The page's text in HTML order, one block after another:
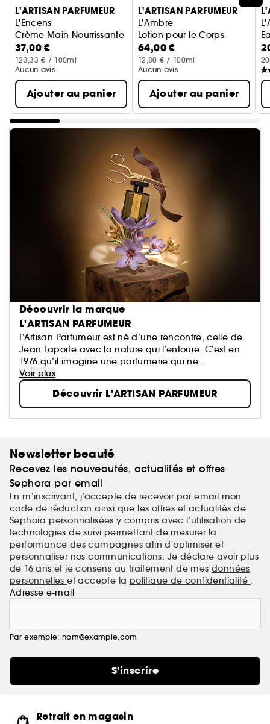
L'ARTISAN PARFUMEUR
L'Encens
Crème Main Nourrissante
37,00 €
123,33 € / 100ml
Aucun avis
Ajouter au panier
L'ARTISAN PARFUMEUR
L'Ambre
Lotion pour le Corps
64,00 €
12,80 € / 100ml
Aucun avis
Ajouter au panier
Découvrir la marque
L'ARTISAN PARFUMEUR
L’Artisan Parfumeur est né d’une rencontre, celle de
Jean Laporte avec la nature qui l’entoure. C’est en
1976 qu’il imagine une parfumerie qui ne
ressemblera à aucune autre. Donnant carte
blanche aux artisans parfumeurs, les créations de la
Maison sont empreintes d’audace et exaltent les
différentes facettes de la nature.
Voir plus
Découvrir L'ARTISAN PARFUMEUR
Newsletter beauté
Recevez les nouveautés, actualités et offres
Sephora par email
En m’inscrivant, j’accepte de recevoir par email mon
code de réduction ainsi que les offres et actualités de
Sephora personnalisées y compris avec l’utilisation de
technologies de suivi permettant de mesurer la
performance des campagnes afin d'optimiser et
personnaliser nos communications. Je déclare avoir plus
de 16 ans et je consens au traitement de mes données
personnelleset accepte la politique de confidentialité
Adresse e-mail
Par exemple: nom@example.com
S'inscrire
Retrait en magasin